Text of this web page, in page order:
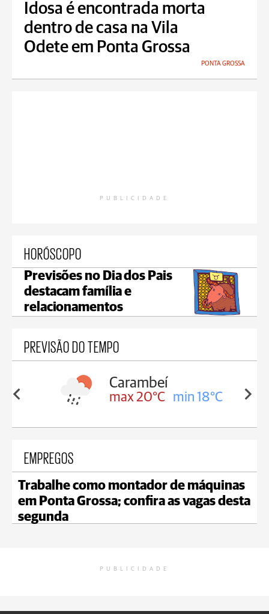
Idosa é encontrada morta
dentro de casa na Vila
Odete em Ponta Grossa
PONTA GROSSA
PUBLICIDADE
HORÓSCOPO
Previsões no Dia dos Pais
destacam família e
relacionamentos
PREVISÃO DO TEMPO
18°C
Carambeí
max 20°C min 18°C
EMPREGOS
Trabalhe como montador de máquinas
em Ponta Grossa; confira as vagas desta
segunda
PUBLICIDADE